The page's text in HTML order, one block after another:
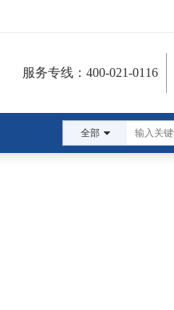
服务专线：400-021-0116
全部